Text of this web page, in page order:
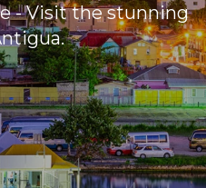
- Visit the stunning